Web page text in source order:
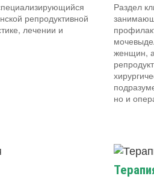
репродуктивной
лечении и
Раздел
женщин,
но и